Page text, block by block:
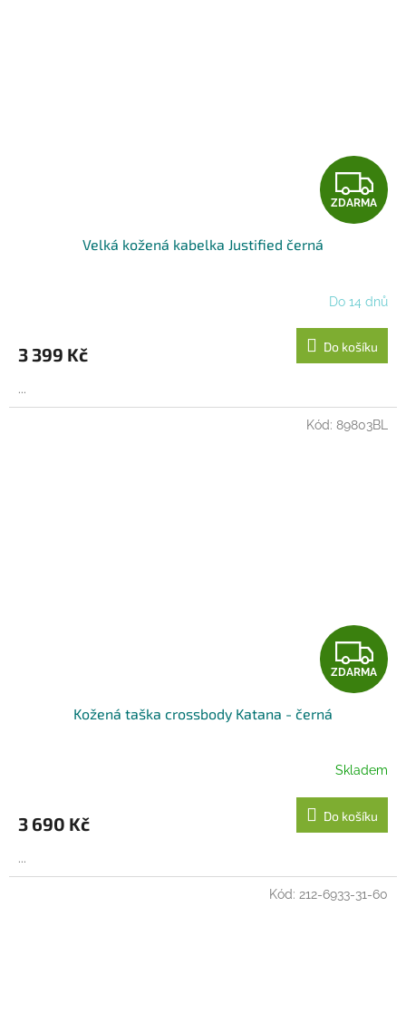
Z
D
R
M
A
ZDARMA
Velká kožená kabelka Justified černá
Do 14 dnů
3 399 Kč Do košíku
...
Z
D
R
M
A
ZDARMA
Kožená taška crossbody Katana - černá
Skladem
3 690 Kč Do košíku
...
Kód: 89803BL
Kód: 212-6933-31-60